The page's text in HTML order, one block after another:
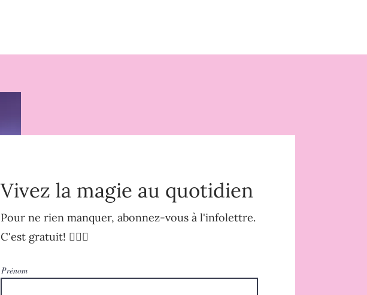
Vivez la magie au quotidien
Pour ne rien manquer, abonnez-vous à l'infolettre.
C'est gratuit! 🧚🏻‍♀️
Prénom